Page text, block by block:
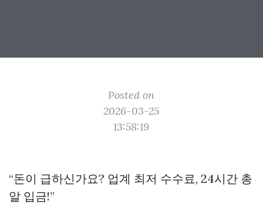
Posted on
2026-03-25
13:58:19
“돈이 급하신가요? 업계 최저 수수료, 24시간 총
알 입금!”